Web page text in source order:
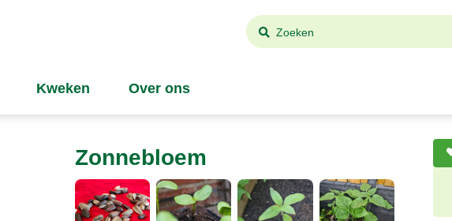
Zoeken
Kweken Over ons
Zonnebloem